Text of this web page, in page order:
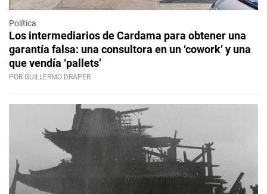
Política
Los intermediarios de Cardama para obtener una
garantía falsa: una consultora en un ‘cowork’ y una
que vendía ‘pallets’
POR GUILLERMO DRAPER